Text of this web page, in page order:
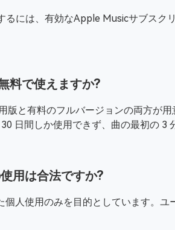
AudibleをMP3にダウンロード
には、有効なApple Musicサブスク
料で使えますか?
と有料のフルバージョンの両方が
日間しか使用できず、曲の最初の 3
用は合法ですか?
人使用のみを目的としています。ユ